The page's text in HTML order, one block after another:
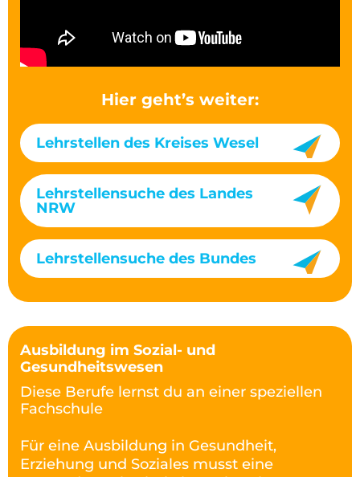
Hier geht’s weiter:
Lehrstellen des Kreises Wesel
Lehrstellensuche des Landes
NRW
Lehrstellensuche des Bundes
Ausbildung im Sozial- und
Gesundheitswesen
Diese Berufe lernst du an einer speziellen
Fachschule
Für eine Ausbildung in Gesundheit,
Erziehung und Soziales musst eine